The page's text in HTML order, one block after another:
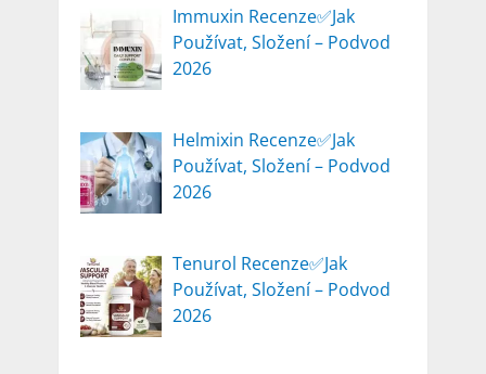
Immuxin Recenze✅Jak
Používat, Složení – Podvod
2026
Helmixin Recenze✅Jak
Používat, Složení – Podvod
2026
Tenurol Recenze✅Jak
Používat, Složení – Podvod
2026